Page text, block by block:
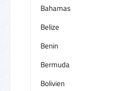
Bahamas
Belize
Benin
Bermuda
Bolivien